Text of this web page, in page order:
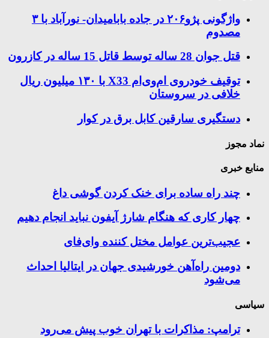
واژگونی پژو۲۰۶ در جاده بابامیدان- نورآباد با ۳
مصدوم
قتل جوان 28 ساله توسط قاتل 15 ساله در کازرون
توقیف خودروی ام‌وی‌ام X33 با ۱۳۰ میلیون ریال
خلافی در سروستان
دستگیری سارقین کابل برق در کوار
نماد مجوز
منابع خبری
چند راه‌ ساده برای خنک کردن گوشی داغ
چهار کاری که هنگام شارژ آیفون نباید انجام دهیم
عجیب‌ترین عوامل مختل کننده وای‌فای
دومین راه‌آهن خورشیدی جهان در ایتالیا احداث
می‌شود
سیاسی
ترامپ: مذاکرات با تهران خوب پیش می‌رود